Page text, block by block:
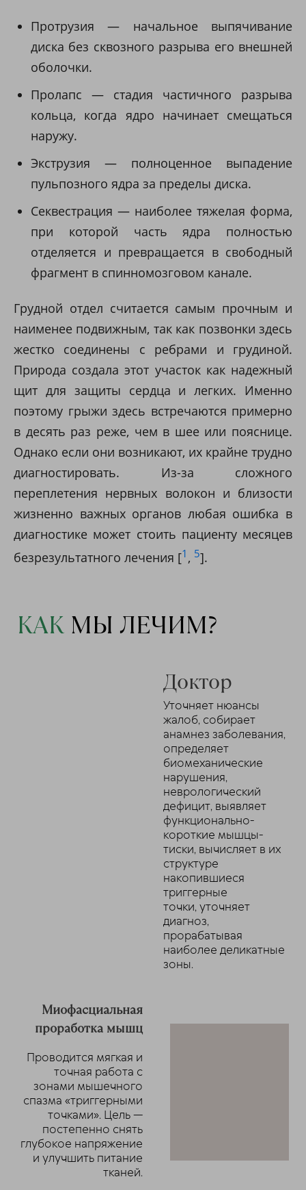
Протрузия — начальное выпячивание
диска без сквозного разрыва его внешней
оболочки.
Пролапс — стадия частичного разрыва
кольца, когда ядро начинает смещаться
наружу.
Экструзия — полноценное выпадение
пульпозного ядра за пределы диска.
Секвестрация — наиболее тяжелая форма,
при которой часть ядра полностью
отделяется и превращается в свободный
фрагмент в спинномозговом канале.
Грудной отдел считается самым прочным и
наименее подвижным, так как позвонки здесь
жестко соединены с ребрами и грудиной.
Природа создала этот участок как надежный
щит для защиты сердца и легких. Именно
поэтому грыжи здесь встречаются примерно
в десять раз реже, чем в шее или пояснице.
Однако если они возникают, их крайне трудно
диагностировать. Из-за сложного
переплетения нервных волокон и близости
жизненно важных органов любая ошибка в
диагностике может стоить пациенту месяцев
безрезультатного лечения [1 , 5].
КАК МЫ ЛЕЧИМ?
Доктор
Уточняет нюансы
жалоб, собирает
анамнез заболевания,
определяет
биомеханические
нарушения,
неврологический
дефицит, выявляет
функционально-
короткие мышцы-
тиски, вычисляет в их
структуре
накопившиеся
триггерные
точки, уточняет
диагноз,
прорабатывая
наиболее деликатные
зоны.
Миофасциальная
проработка мышц
Проводится мягкая и
точная работа с
зонами мышечного
спазма «триггерными
точками». Цель —
постепенно снять
глубокое напряжение
и улучшить питание
тканей.